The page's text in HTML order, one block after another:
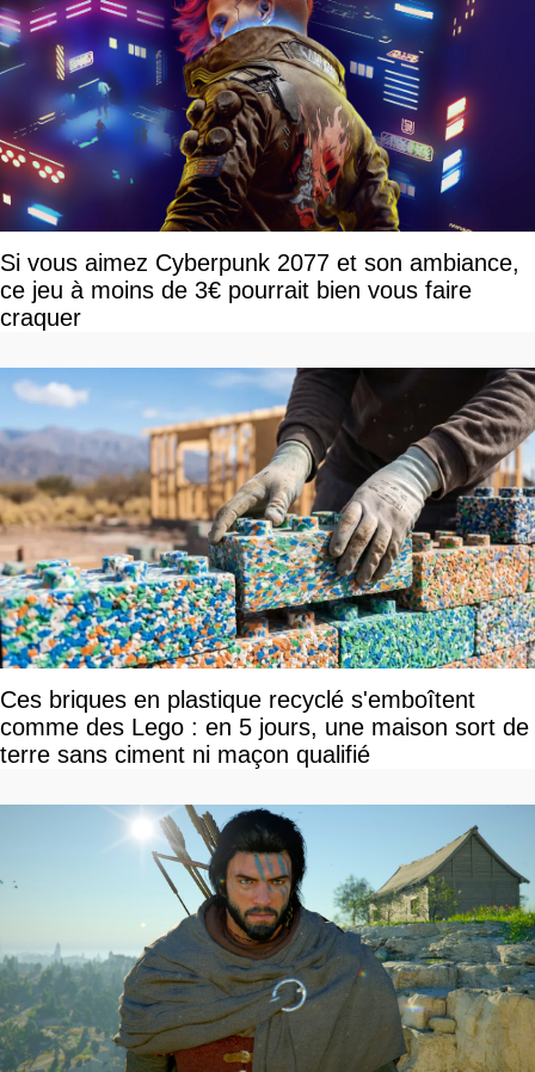
Si vous aimez Cyberpunk 2077 et son ambiance,
ce jeu à moins de 3€ pourrait bien vous faire
craquer
Ces briques en plastique recyclé s'emboîtent
comme des Lego : en 5 jours, une maison sort de
terre sans ciment ni maçon qualifié